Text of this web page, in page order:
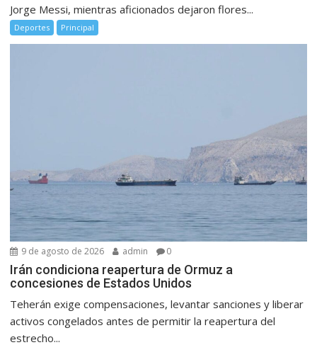
Jorge Messi, mientras aficionados dejaron flores...
Deportes Principal
9 de agosto de 2026 admin 0
Irán condiciona reapertura de Ormuz a
concesiones de Estados Unidos
Teherán exige compensaciones, levantar sanciones y liberar
activos congelados antes de permitir la reapertura del
estrecho...